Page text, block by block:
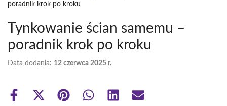
poradnik krok po kroku
Tynkowanie ścian samemu –
poradnik krok po kroku
Data dodania: 12 czerwca 2025 r.
Share
Share Share Share Share Share